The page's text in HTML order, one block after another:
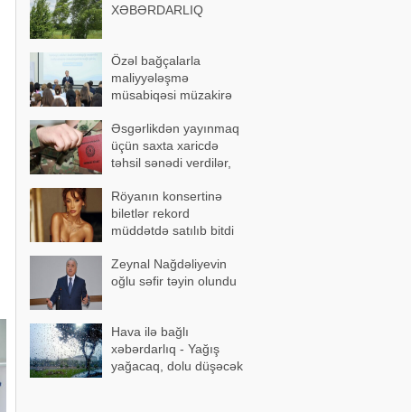
XƏBƏRDARLIQ
Özəl bağçalarla
maliyyələşmə
müsabiqəsi müzakirə
Əsgərlikdən yayınmaq
üçün saxta xaricdə
təhsil sənədi verdilər,
Röyanın konsertinə
biletlər rekord
müddətdə satılıb bitdi
Zeynal Nağdəliyevin
oğlu səfir təyin olundu
Hava ilə bağlı
xəbərdarlıq - Yağış
yağacaq, dolu düşəcək